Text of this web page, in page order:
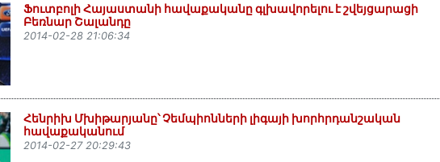
Ֆուտբոլի Հայաստանի հավաքականը գլխավորելու է շվեյցարացի
Բեռնար Շալանդը
2014-02-28 21:06:34
Հենրիխ Մխիթարյանը՝ Չեմպիոնների լիգայի խորհրդանշական
հավաքականում
2014-02-27 20:29:43